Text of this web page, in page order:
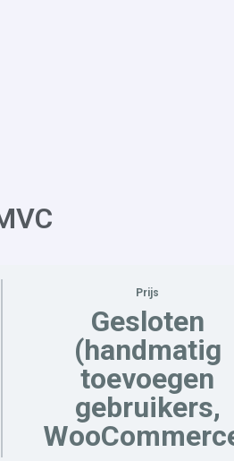
Prijs
Gesloten
(handmatig
toevoegen
gebruikers,